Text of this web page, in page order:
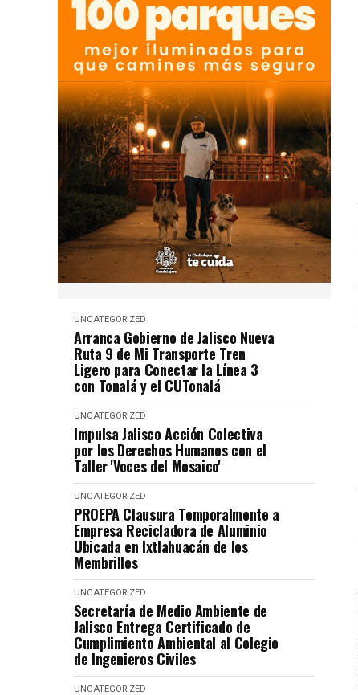
UNCATEGORIZED
Arranca Gobierno de Jalisco Nueva
Ruta 9 de Mi Transporte Tren
Ligero para Conectar la Línea 3
con Tonalá y el CUTonalá
UNCATEGORIZED
Impulsa Jalisco Acción Colectiva
por los Derechos Humanos con el
Taller 'Voces del Mosaico'
UNCATEGORIZED
PROEPA Clausura Temporalmente a
Empresa Recicladora de Aluminio
Ubicada en Ixtlahuacán de los
Membrillos
UNCATEGORIZED
Secretaría de Medio Ambiente de
Jalisco Entrega Certificado de
Cumplimiento Ambiental al Colegio
de Ingenieros Civiles
UNCATEGORIZED